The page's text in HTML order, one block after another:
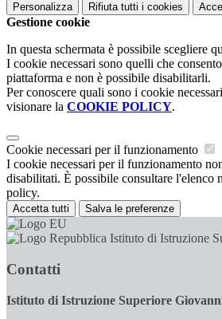
Personalizza Rifiuta tutti i cookies
Gestione cookie
In questa schermata è possibile scegliere
I cookie necessari sono quelli che
piattaforma e non è possibile disabilitarli.
Per conoscere quali sono i cookie
visionare la COOKIE POLICY.
Cookie necessari per il funzionamento
I cookie necessari per il funzionamento
disabilitati. È possibile consultare l'elenco
policy.
Accetta tutti Salva le preferenze
Istituto di Istruzione
Contatti
Istituto di Istruzione Superiore